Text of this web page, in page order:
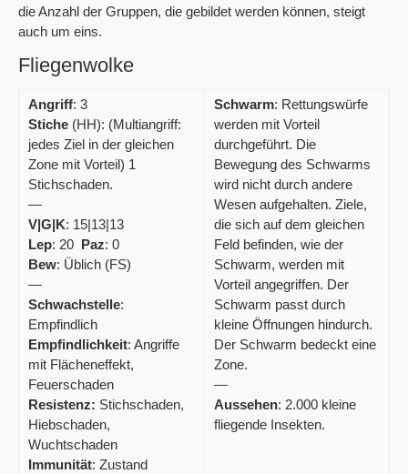
die Anzahl der Gruppen, die gebildet werden können, steigt
auch um eins.
Fliegenwolke
Angriff: 3
Stiche (HH): (Multiangriff:
jedes Ziel in der gleichen
Zone mit Vorteil) 1
Stichschaden.
—
V|G|K: 15|13|13
Lep: 20 Paz: 0
Bew: Üblich (FS)
—
Schwachstelle:
Empfindlich
Empfindlichkeit: Angriffe
mit Flächeneffekt,
Feuerschaden
Resistenz: Stichschaden,
Hiebschaden,
Wuchtschaden
Immunität: Zustand
Schwarm: Rettungswürfe
werden mit Vorteil
durchgeführt. Die
Bewegung des Schwarms
wird nicht durch andere
Wesen aufgehalten. Ziele,
die sich auf dem gleichen
Feld befinden, wie der
Schwarm, werden mit
Vorteil angegriffen. Der
Schwarm passt durch
kleine Öffnungen hindurch.
Der Schwarm bedeckt eine
Zone.
—
Aussehen: 2.000 kleine
fliegende Insekten.